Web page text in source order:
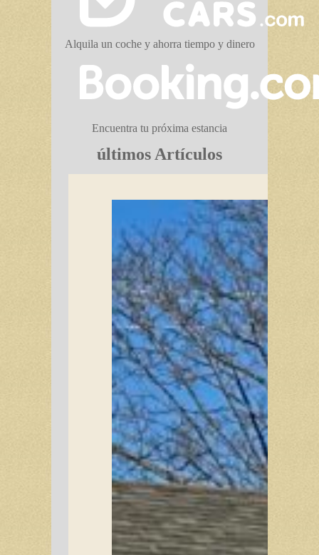
Alquila un coche y ahorra tiempo y dinero
Encuentra tu próxima estancia
últimos Artículos